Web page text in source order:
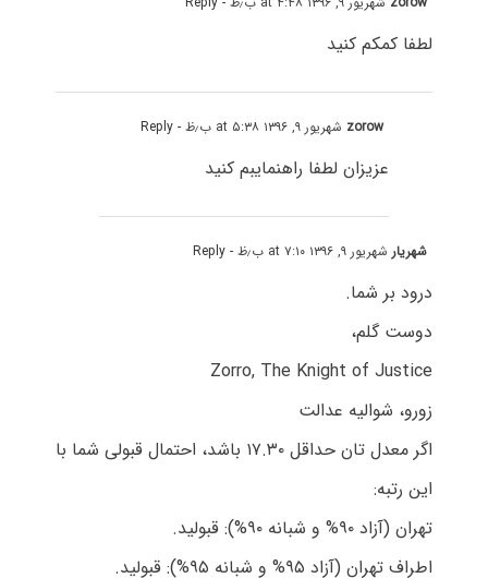
لطفا کمکم کنید
zorow شهریور ۹, ۱۳۹۶ at ۵:۳۸ ب٫ظ - Reply
عزیزان لطفا راهنمایبم کنید
شهریارشهریور ۹, ۱۳۹۶ at ۷:۱۰ ب٫ظ - Reply
درود بر شما.
دوست گلم،
Zorro, The Knight of Justice
زورو، شوالیه عدالت
اگر معدل تان حداقل ۱۷.۳۰ باشد، احتمال قبولی شما با
این رتبه:
تهران (آزاد ۹۰% و شبانه ۹۰%): قبولید.
اطراف تهران (آزاد ۹۵% و شبانه ۹۵%): قبولید.